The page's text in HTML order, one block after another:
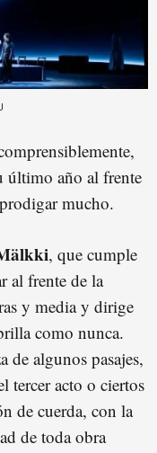
último año al frente
mucho.
, que cumple
al frente de la
y media y dirige
como nunca.
de algunos pasajes,
tercer acto o ciertos
de cuerda, con la
de toda obra